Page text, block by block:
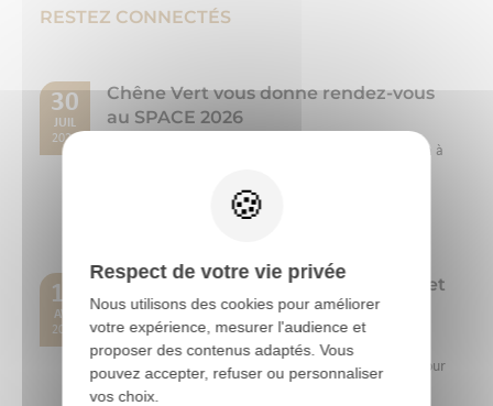
RESTEZ CONNECTÉS
30
JUIL
2026
Chêne Vert vous donne rendez-vous
au SPACE 2026
Du 15 au 17 septembre 2026, Chêne Vert participera à
l'Élevage, organisé au Parc Expo de...
17
AVR
2026
OVOCHECK : l’audit pour identifier et
réduire les zones à risque dans le
ramassage des oeufs
OVOCHECK est un audit technique innovant conçu pour
améliorer la qualité des œufs en élevage avicole. En
Respect de votre vie privée
Nous utilisons des cookies pour améliorer
votre expérience, mesurer l'audience et
proposer des contenus adaptés. Vous
pouvez accepter, refuser ou personnaliser
vos choix.